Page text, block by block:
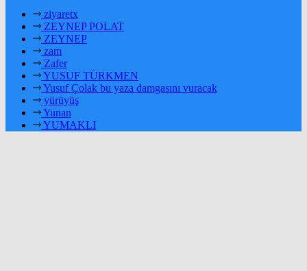
ziyaretx
ZEYNEP POLAT
ZEYNEP
zam
Zafer
YUSUF TÜRKMEN
Yusuf Çolak bu yaza damgasını vuracak
yürüyüş
Yunan
YUMAKLI